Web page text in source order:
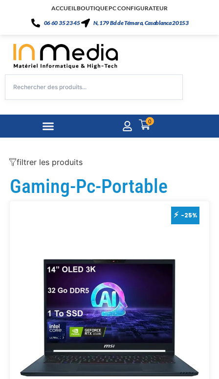
ACCUEILBOUTIQUEPC CONFIGURATEUR
06 60 35 23 45
N, 179 Bd de Témara, Casablanca 20153
0
filtrer les produits
Gaming-Pc-Portable
-25%